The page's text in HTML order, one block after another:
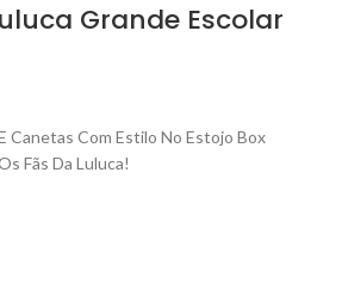
Grande Escolar
Canetas Com Estilo No Estojo Box
Fãs Da Luluca!